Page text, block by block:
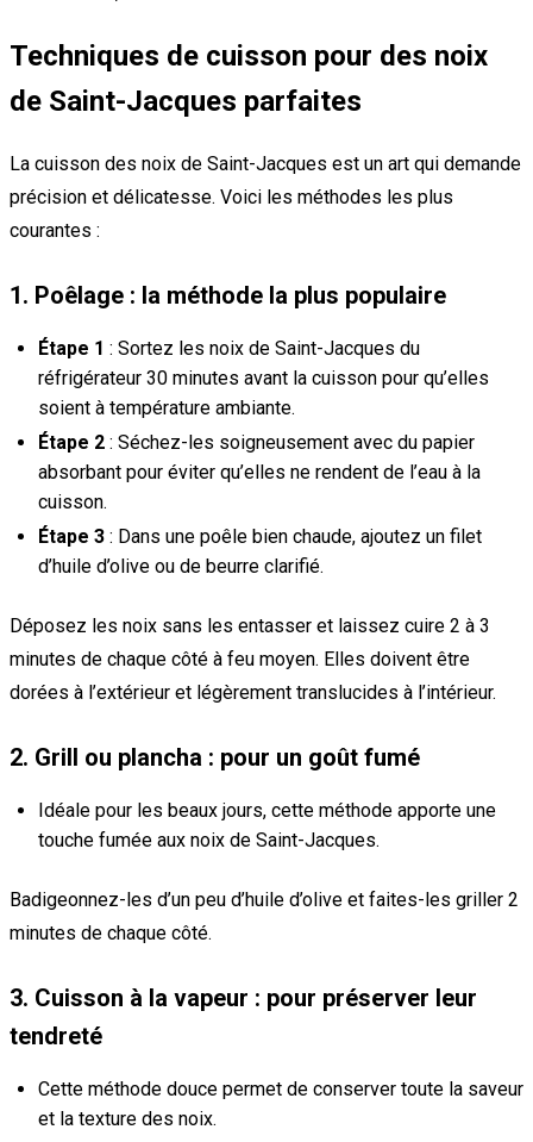
Techniques de cuisson pour des noix
de Saint-Jacques parfaites
La cuisson des noix de Saint-Jacques est un art qui demande
précision et délicatesse. Voici les méthodes les plus
courantes :
1. Poêlage : la méthode la plus populaire
Étape 1 : Sortez les noix de Saint-Jacques du
réfrigérateur 30 minutes avant la cuisson pour qu’elles
soient à température ambiante.
Étape 2 : Séchez-les soigneusement avec du papier
absorbant pour éviter qu’elles ne rendent de l’eau à la
cuisson.
Étape 3 : Dans une poêle bien chaude, ajoutez un filet
d’huile d’olive ou de beurre clarifié.
Déposez les noix sans les entasser et laissez cuire 2 à 3
minutes de chaque côté à feu moyen. Elles doivent être
dorées à l’extérieur et légèrement translucides à l’intérieur.
2. Grill ou plancha : pour un goût fumé
Idéale pour les beaux jours, cette méthode apporte une
touche fumée aux noix de Saint-Jacques.
Badigeonnez-les d’un peu d’huile d’olive et faites-les griller 2
minutes de chaque côté.
3. Cuisson à la vapeur : pour préserver leur
tendreté
Cette méthode douce permet de conserver toute la saveur
et la texture des noix.